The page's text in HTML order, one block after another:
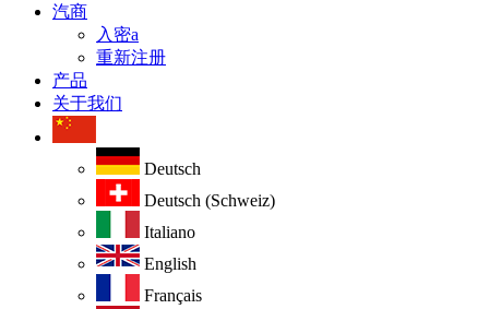
汽商
入密a
重新注册
产品
关于我们
Deutsch
Deutsch (Schweiz)
Italiano
English
Français